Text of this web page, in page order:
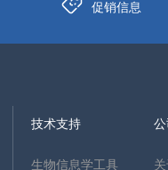
促销信息
技术支持
生物信息学工具